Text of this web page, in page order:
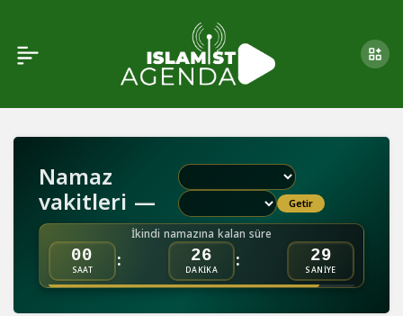
Namaz
vakitleri — Getir
İkindi namazına kalan süre
00
SAAT : 26
DAKİKA : 29
SANİYE
Üç Esiri Öldürdü